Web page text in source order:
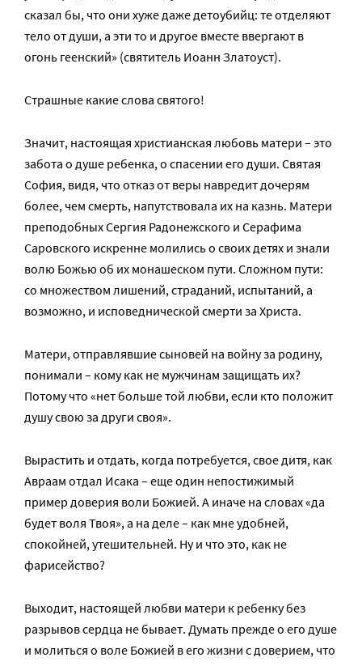
сказал бы, что они хуже даже детоубийц: те отделяют
тело от души, а эти то и другое вместе ввергают в
огонь геенский» (святитель Иоанн Златоуст).
Страшные какие слова святого!
Значит, настоящая христианская любовь матери – это
забота о душе ребенка, о спасении его души. Святая
София, видя, что отказ от веры навредит дочерям
более, чем смерть, напутствовала их на казнь. Матери
преподобных Сергия Радонежского и Серафима
Саровского искренне молились о своих детях и знали
волю Божью об их монашеском пути. Сложном пути:
со множеством лишений, страданий, испытаний, а
возможно, и исповеднической смерти за Христа.
Матери, отправлявшие сыновей на войну за родину,
понимали – кому как не мужчинам защищать их?
Потому что «нет больше той любви, если кто положит
душу свою за други своя».
Вырастить и отдать, когда потребуется, свое дитя, как
Авраам отдал Исака – еще один непостижимый
пример доверия воли Божией. А иначе на словах «да
будет воля Твоя», а на деле – как мне удобней,
спокойней, утешительней. Ну и что это, как не
фарисейство?
Выходит, настоящей любви матери к ребенку без
разрывов сердца не бывает. Думать прежде о его душе
и молиться о воле Божией в его жизни с доверием, что